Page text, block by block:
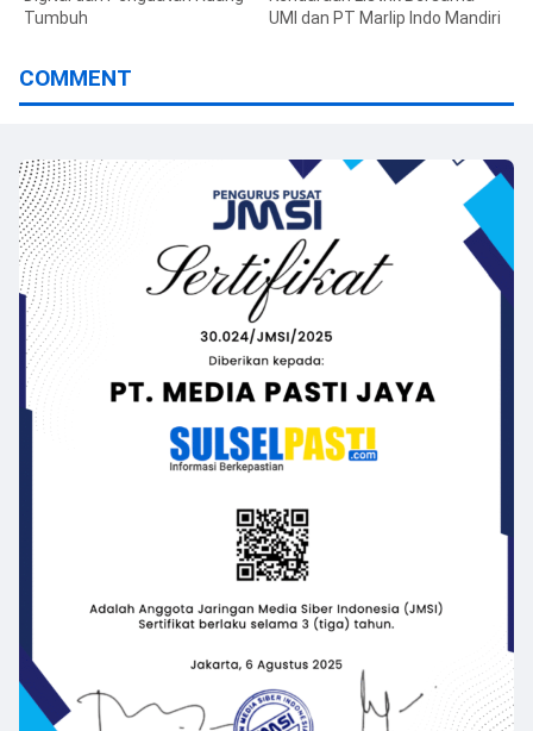
Tumbuh
UMI dan PT Marlip Indo Mandiri
COMMENT